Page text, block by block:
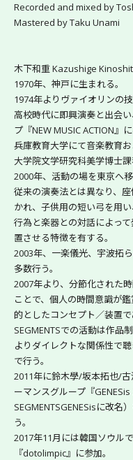
Recorded and mixed by
Mastered by Taku Unami
木下和重 Kazushige
1970年、神戸に生まれる。
1974年よりヴァイオリンの技
高校時代に即興演奏と出会
プ『NEW MUSIC ACTION』
兵庫教育大学にて音楽教育
大学院文学研究科美学博士課
2000年、活動の場を東京へ移
従来の演奏法とは異なり、
かれ、子供用の短い弓を用
行為と楽器との対話によっ
置させる特徴を有する。
2003年、一楽儀光、宇波拓
多数行う。
2007年より、分節化された
ことで、個人の時間意識が
的としたコンセプト／装置で
SEGMENTSでの活動は作品
よりダイレクトな関係性で
で行う。
2011年に鈴木學/坂本拓也/
ーマンスグループ『
SEGMENTSGENESisに改名
う。
2017年11月には韓国ソウル
『dotolimpic』に参加。